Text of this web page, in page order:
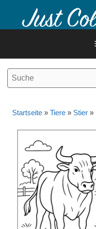
Inhalt
Startseite » Tiere » Stier »